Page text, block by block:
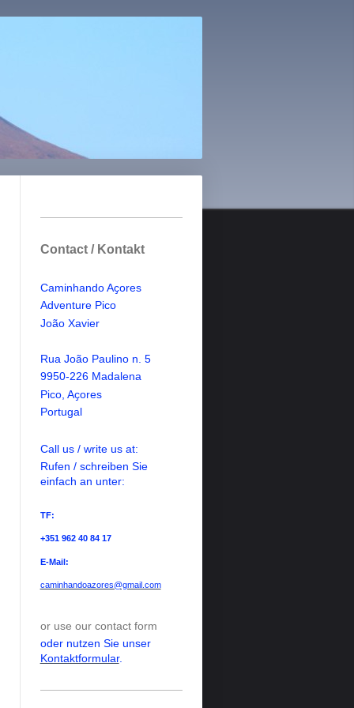
Contact / Kontakt
Caminhando Aҫores
Adventure Pico
João Xavier
Rua João Paulino n. 5
9950-226 Madalena
Pico, Aҫores
Portugal
Call us / write us at:
Rufen / schreiben Sie
einfach an unter:
TF:
+351 962 40 84 17
E-Mail:
caminhandoazores@gmail.com
or use our contact form
oder nutzen Sie unser
Kontaktformular.